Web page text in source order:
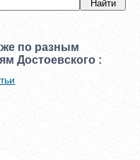
по разным
Достоевского :